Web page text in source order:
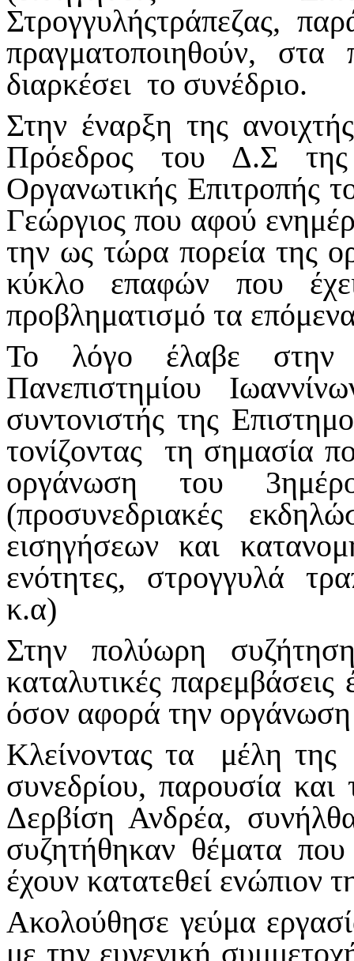
Στρογγυλήςτράπεζας,
πραγματοποιηθούν,
διαρκέσει το συνέδριο.
Στην έναρξη της
Πρόεδρος του Δ.Σ
Οργανωτικής Επιτροπής
Γεώργιος που αφού
την ως τώρα πορεία της
κύκλο επαφών που
προβληματισμό τα
Το λόγο έλαβε στην
Πανεπιστημίου
συντονιστής της
τονίζοντας τη σημασία
οργάνωση του
(προσυνεδριακές
εισηγήσεων και
ενότητες, στρογγυλά
κ.α)
Στην πολύωρη
καταλυτικές
όσον αφορά την
Κλείνοντας τα μέλη της
συνεδρίου, παρουσία
Δερβίση Ανδρέα,
συζητήθηκαν θέματα
έχουν κατατεθεί ενώπιον
Ακολούθησε γεύμα
με την ευγενική